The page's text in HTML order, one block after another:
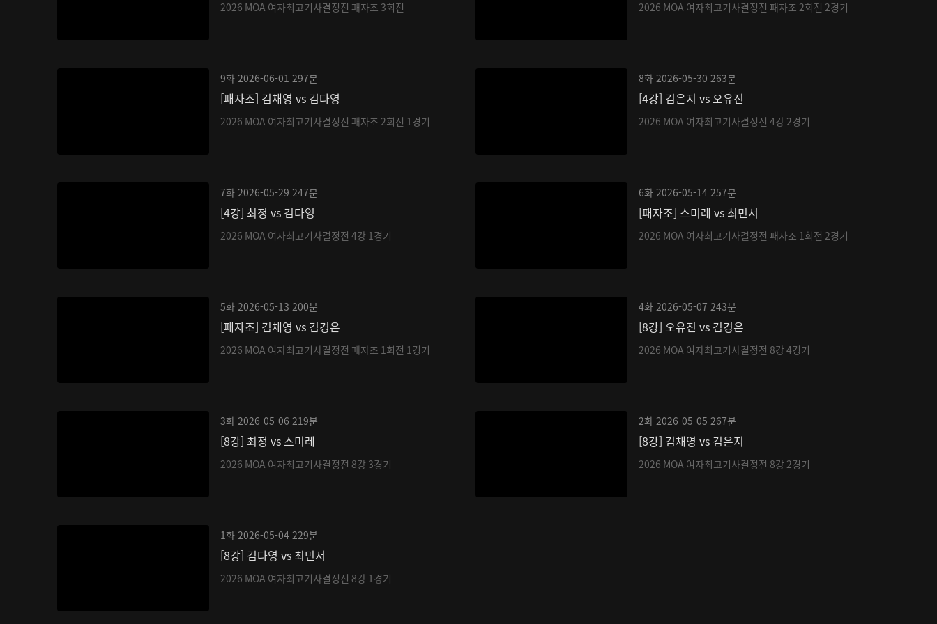
2026 MOA 여자최고기사결정전 패자조 3회전 2026 MOA 여자최고기사결정전 패자조 2회전 2경기
9화 2026-06-01 297분
[패자조] 김채영 vs 김다영
2026 MOA 여자최고기사결정전 패자조 2회전 1경기
8화 2026-05-30 263분
[4강] 김은지 vs 오유진
2026 MOA 여자최고기사결정전 4강 2경기
7화 2026-05-29 247분
[4강] 최정 vs 김다영
2026 MOA 여자최고기사결정전 4강 1경기
6화 2026-05-14 257분
[패자조] 스미레 vs 최민서
2026 MOA 여자최고기사결정전 패자조 1회전 2경기
5화 2026-05-13 200분
[패자조] 김채영 vs 김경은
2026 MOA 여자최고기사결정전 패자조 1회전 1경기
4화 2026-05-07 243분
[8강] 오유진 vs 김경은
2026 MOA 여자최고기사결정전 8강 4경기
3화 2026-05-06 219분
[8강] 최정 vs 스미레
2026 MOA 여자최고기사결정전 8강 3경기
2화 2026-05-05 267분
[8강] 김채영 vs 김은지
2026 MOA 여자최고기사결정전 8강 2경기
1화 2026-05-04 229분
[8강] 김다영 vs 최민서
2026 MOA 여자최고기사결정전 8강 1경기